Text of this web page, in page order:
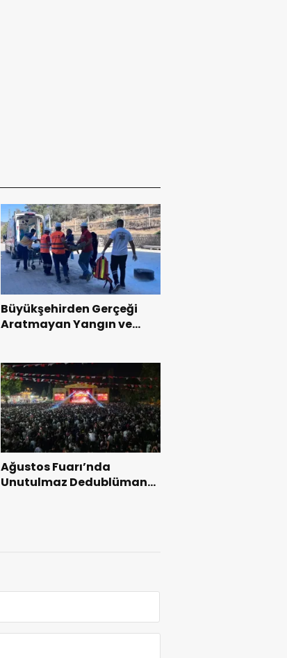
Büyükşehirden Gerçeği
Aratmayan Yangın ve
Ağustos Fuarı’nda
Unutulmaz Dedublüman